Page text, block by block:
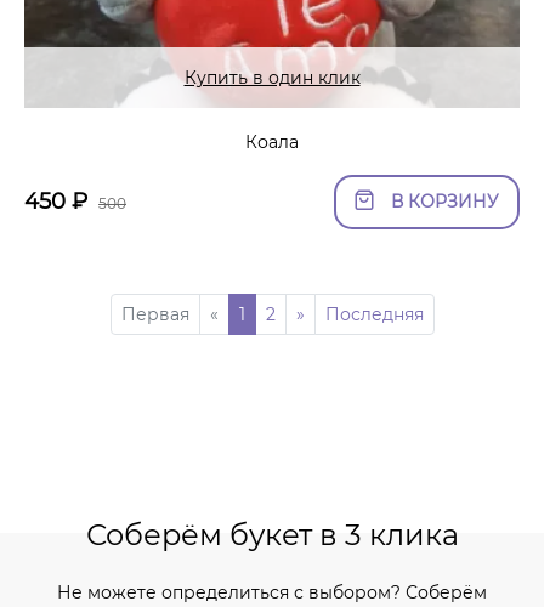
Купить в один клик
Коала
450 ₽ 500 В КОРЗИНУ
Первая « 1 2 » Последняя
Соберём букет в 3 клика
Не можете определиться с выбором? Соберём